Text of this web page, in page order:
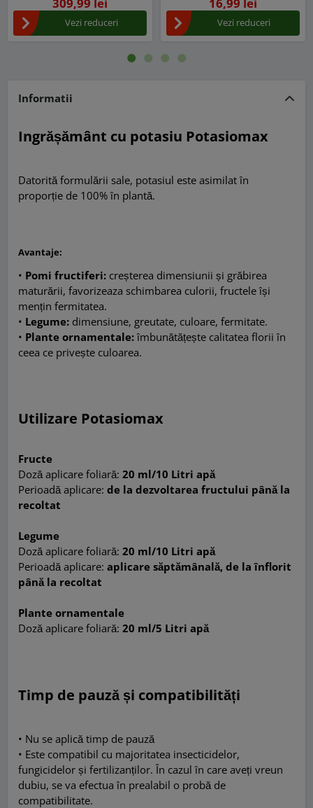
Vezi reduceri Vezi reduceri
Informatii
Ingrășământ cu potasiu Potasiomax
Datorită formulării sale, potasiul este asimilat în
proporție de 100% în plantă.
Avantaje:
• Pomi fructiferi: creșterea dimensiunii și grăbirea
maturării, favorizeaza schimbarea culorii, fructele își
mențin fermitatea.
• Legume: dimensiune, greutate, culoare, fermitate.
• Plante ornamentale:îmbunătățește calitatea florii în
ceea ce privește culoarea.
Utilizare Potasiomax
Fructe
Doză aplicare foliară: 20 ml/10 Litri apă
Perioadă aplicare:de la dezvoltarea fructului până la
recoltat
Legume
Doză aplicare foliară: 20 ml/10 Litri apă
Perioadă aplicare: aplicare săptămânală, de la înflorit
până la recoltat
Plante ornamentale
Doză aplicare foliară:20 ml/5 Litri apă
Timp de pauză și compatibilități
• Nu se aplică timp de pauză
• Este compatibil cu majoritatea insecticidelor,
fungicidelor și fertilizanților. În cazul în care aveți vreun
dubiu, se va efectua în prealabil o probă de
compatibilitate.